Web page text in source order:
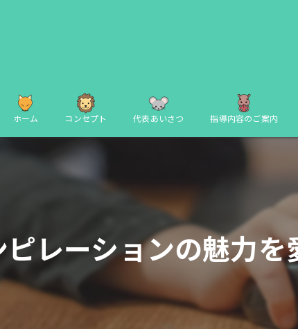
ホーム コンセプト 代表あいさつ 指導内容のご案内
レーションの魅力